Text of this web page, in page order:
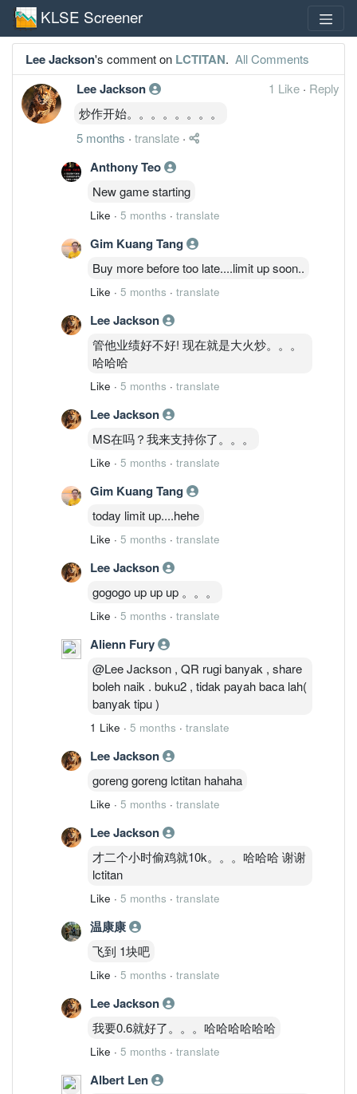
KLSE Screener
Lee Jackson's comment on LCTITAN. All Comments
Lee Jackson 1 Like · Reply
炒作开始。。。。。。。。
5 months · translate ·
Anthony Teo
New game starting
Like · 5 months · translate
Gim Kuang Tang
Buy more before too late....limit up soon..
Like · 5 months · translate
Lee Jackson
管他业绩好不好! 现在就是大火炒。。。
哈哈哈
Like · 5 months · translate
Lee Jackson
MS在吗？我来支持你了。。。
Like · 5 months · translate
Gim Kuang Tang
today limit up....hehe
Like · 5 months · translate
Lee Jackson
gogogo up up up 。。。
Like · 5 months · translate
Alienn Fury
@Lee Jackson , QR rugi banyak , share
boleh naik . buku2 , tidak payah baca lah(
banyak tipu )
1 Like · 5 months · translate
Lee Jackson
goreng goreng lctitan hahaha
Like · 5 months · translate
Lee Jackson
才二个小时偷鸡就10k。。。哈哈哈 谢谢
lctitan
Like · 5 months · translate
温康康
飞到 1块吧
Like · 5 months · translate
Lee Jackson
我要0.6就好了。。。哈哈哈哈哈哈
Like · 5 months · translate
Albert Len